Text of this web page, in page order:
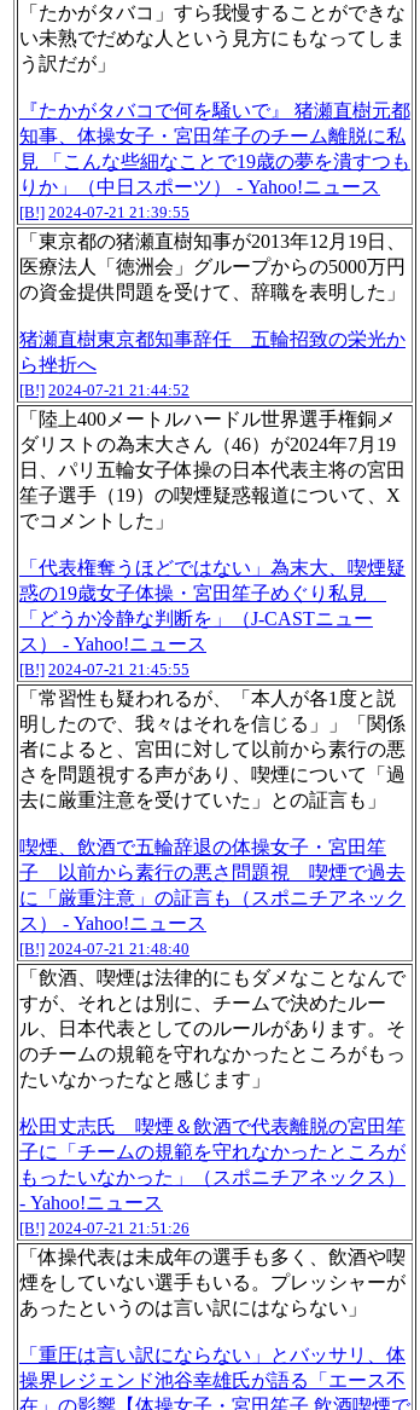
「たかがタバコ」すら我慢することができな
い未熟でだめな人という見方にもなってしま
う訳だが」
『たかがタバコで何を騒いで』 猪瀬直樹元都
知事、体操女子・宮田笙子のチーム離脱に私
見 「こんな些細なことで19歳の夢を潰すつも
りか」（中日スポーツ） - Yahoo!ニュース
[B!] 2024-07-21 21:39:55
「東京都の猪瀬直樹知事が2013年12月19日、
医療法人「徳洲会」グループからの5000万円
の資金提供問題を受けて、辞職を表明した」
猪瀬直樹東京都知事辞任 五輪招致の栄光か
ら挫折へ
[B!] 2024-07-21 21:44:52
「陸上400メートルハードル世界選手権銅メ
ダリストの為末大さん（46）が2024年7月19
日、パリ五輪女子体操の日本代表主将の宮田
笙子選手（19）の喫煙疑惑報道について、X
でコメントした」
「代表権奪うほどではない」為末大、喫煙疑
惑の19歳女子体操・宮田笙子めぐり私見
「どうか冷静な判断を」（J-CASTニュー
ス） - Yahoo!ニュース
[B!] 2024-07-21 21:45:55
「常習性も疑われるが、「本人が各1度と説
明したので、我々はそれを信じる」」「関係
者によると、宮田に対して以前から素行の悪
さを問題視する声があり、喫煙について「過
去に厳重注意を受けていた」との証言も」
喫煙、飲酒で五輪辞退の体操女子・宮田笙
子 以前から素行の悪さ問題視 喫煙で過去
に「厳重注意」の証言も（スポニチアネック
ス） - Yahoo!ニュース
[B!] 2024-07-21 21:48:40
「飲酒、喫煙は法律的にもダメなことなんで
すが、それとは別に、チームで決めたルー
ル、日本代表としてのルールがあります。そ
のチームの規範を守れなかったところがもっ
たいなかったなと感じます」
松田丈志氏 喫煙＆飲酒で代表離脱の宮田笙
子に「チームの規範を守れなかったところが
もったいなかった」（スポニチアネックス）
- Yahoo!ニュース
[B!] 2024-07-21 21:51:26
「体操代表は未成年の選手も多く、飲酒や喫
煙をしていない選手もいる。プレッシャーが
あったというのは言い訳にはならない」
「重圧は言い訳にならない」とバッサリ、体
操界レジェンド池谷幸雄氏が語る「エース不